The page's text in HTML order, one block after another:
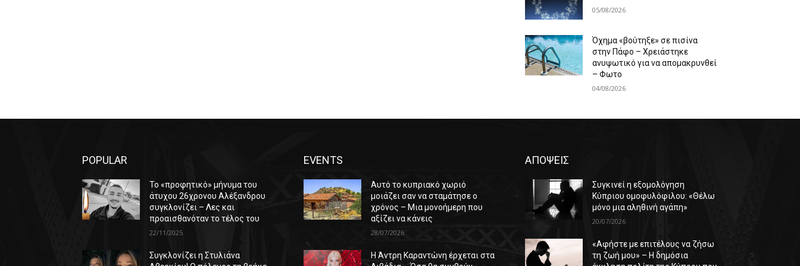
05/08/2026
Όχημα «βούτηξε» σε πισίνα
στην Πάφο – Χρειάστηκε
ανυψωτικό για να απομακρυνθεί
– Φωτο
04/08/2026
POPULAR
Το «προφητικό» μήνυμα του
άτυχου 26χρονου Αλέξανδρου
συγκλονίζει – Λες και
προαισθανόταν το τέλος του
22/11/2025
Συγκλονίζει η Στυλιάνα
EVENTS
Αυτό το κυπριακό χωριό
μοιάζει σαν να σταμάτησε ο
χρόνος – Μια μονοήμερη που
αξίζει να κάνεις
28/07/2026
Η Άντρη Καραντώνη έρχεται στα
ΑΠΟΨΕΙΣ
Συγκινεί η εξομολόγηση
Κύπριου ομοφυλόφιλου: «Θέλω
μόνο μια αληθινή αγάπη»
20/07/2026
«Αφήστε με επιτέλους να ζήσω
τη ζωή μου» – Η δημόσια